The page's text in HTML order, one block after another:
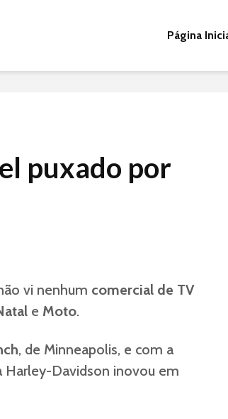
Página
puxado por
vi nenhum comercial de TV
e Moto.
, de Minneapolis, e com a
Harley-Davidson inovou em